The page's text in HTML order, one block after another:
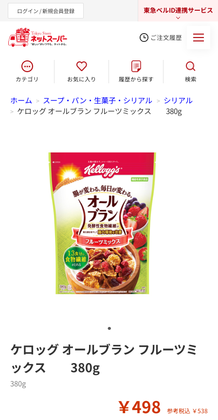
ログイン / 新規会員登録 東急ベルID連携サービス
東急オンラインショップ
ご注文履歴
カテゴリ お気に入り 履歴から探す 検索
ホーム > スープ・パン・生菓子・シリアル > シリアル
> ケロッグ オールブラン フルーツミックス 380g
ケロッグ オールブラン フルーツミ
ックス 380g
￥498 参考税込 ￥538
380g